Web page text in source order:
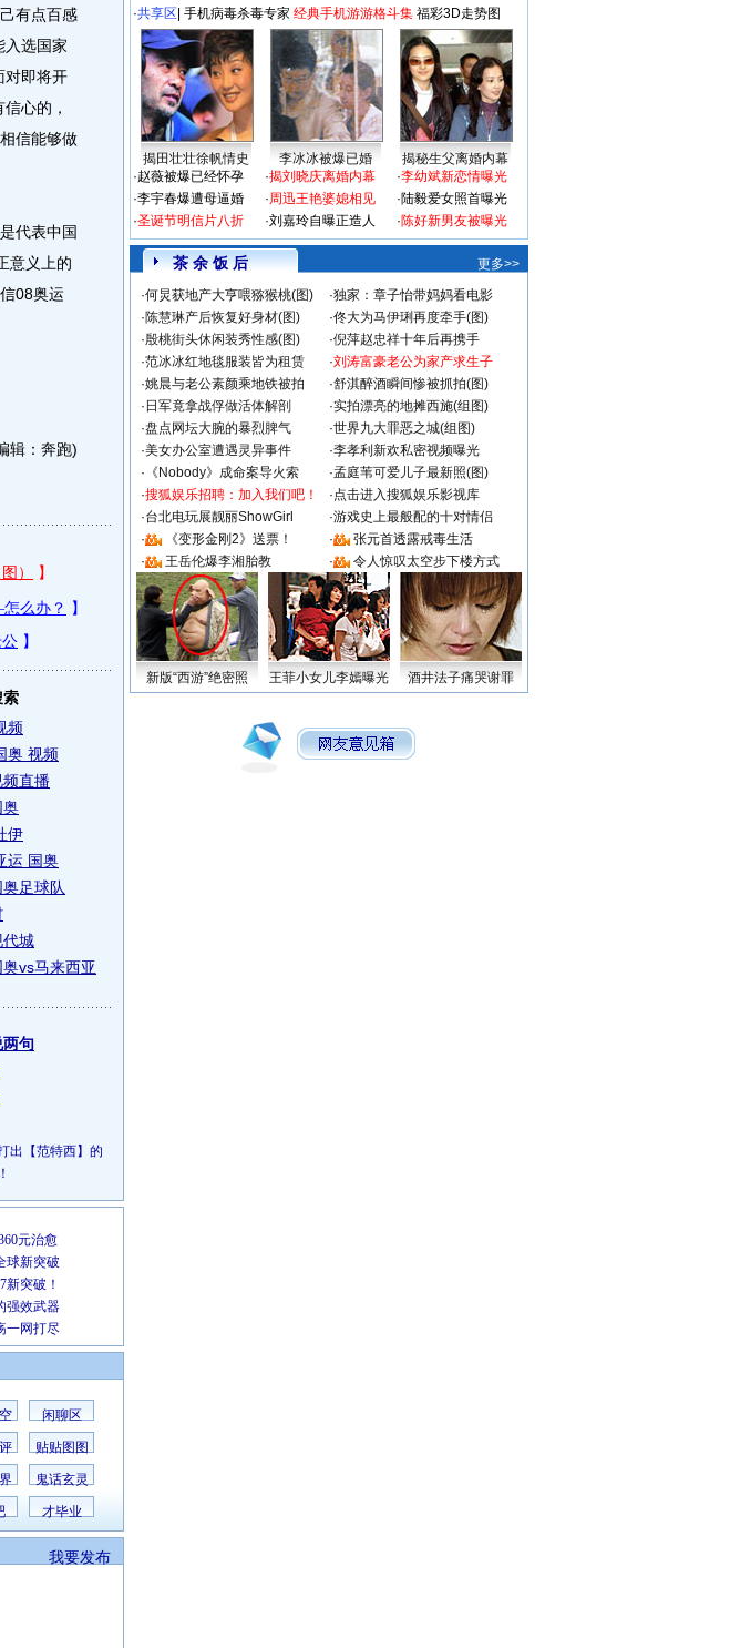
有点百感
入选国家
对即将开
心的，
信能够做
代表中国
意义上的
08奥运
辑：奔跑)
索
频
奥 视频
频直播
奥
伊
运 国奥
足球队
代城
vs马来西亚
两句
出【范特西】的
闲聊区
贴贴图图
鬼话玄灵
才毕业
我要发布
·共享区 手机病毒杀毒专家 经典手机游游格斗集 福彩3D走势图
揭田壮壮徐帆情史 李冰冰被爆已婚
揭秘生父离婚内幕
·赵薇被爆已经怀孕
·李宇春爆遭母逼婚
·圣诞节明信片八折
·揭刘晓庆离婚内幕
·周迅王艳婆媳相见
·刘嘉玲自曝正造人
·李幼斌新恋情曝光
·陆毅爱女照首曝光
·陈好新男友被曝光
茶 余 饭 后
更多>>
·何炅获地产大亨喂猕猴桃(图) ·独家：章子怡带妈妈看电影
·陈慧琳产后恢复好身材(图) ·佟大为马伊琍再度牵手(图)
·殷桃街头休闲装秀性感(图) ·倪萍赵忠祥十年后再携手
·范冰冰红地毯服装皆为租赁 ·刘涛富豪老公为家产求生子
·姚晨与老公素颜乘地铁被拍 ·舒淇醉酒瞬间惨被抓拍(图)
· 日军竟拿战俘做活体解剖 ·实拍漂亮的地摊西施(组图)
·盘点网坛大腕的暴烈脾气 ·世界九大罪恶之城(组图)
·美女办公室遭遇灵异事件 ·李孝利新欢私密视频曝光
· 《Nobody》成命案导火索 ·孟庭苇可爱儿子最新照(图)
·搜狐娱乐招聘：加入我们吧！ ·点击进入搜狐娱乐影视库
·台北电玩展靓丽ShowGirl ·游戏史上最般配的十对情侣
·
《变形金刚2》送票！ ·
张元首透露戒毒生活
·
王岳伦爆李湘胎教 · 令人惊叹太空步下楼方式
新版“西游”绝密照 王菲小女儿李嫣曝光 酒井法子痛哭谢罪